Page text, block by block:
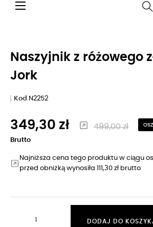
Przełącz nawigację
☰
Naszyjnik z różowego
Jork
Kod N2252
349,30 zł 499,00 zł
Brutto
Najniższa cena tego produktu w ciągu
przed obniżką wynosiła 111,30 zł brutto
DODAJ DO